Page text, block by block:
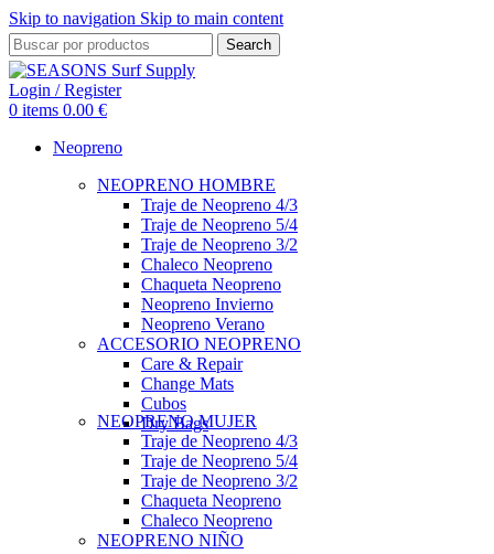
Skip to navigation Skip to main content
Search
Login / Register
0 items 0.00 €
Neopreno
NEOPRENO HOMBRE
Traje de Neopreno 4/3
Traje de Neopreno 5/4
Traje de Neopreno 3/2
Chaleco Neopreno
Chaqueta Neopreno
Neopreno Invierno
Neopreno Verano
ACCESORIO NEOPRENO
Care & Repair
Change Mats
Cubos
Dry Bags
NEOPRENO MUJER
Traje de Neopreno 4/3
Traje de Neopreno 5/4
Traje de Neopreno 3/2
Chaqueta Neopreno
Chaleco Neopreno
NEOPRENO NIÑO